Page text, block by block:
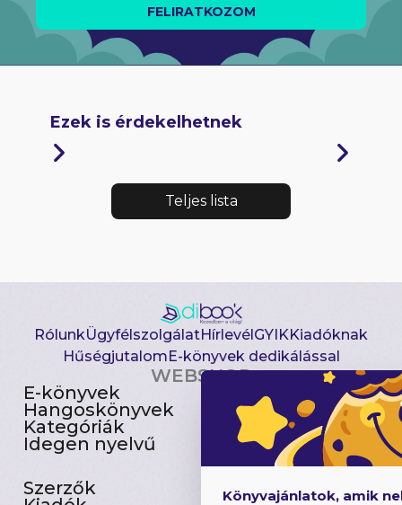
FELIRATKOZOM
Ezek is érdekelhetnek
Teljes lista
RólunkÜgyfélszolgálatHírlevélGYIKKiadóknak
HűségjutalomE-könyvek dedikálással
WEBSHOP
E-könyvek
Hangoskönyvek
Kategóriák
Idegen nyelvű
Csomagajánlatok
Akciósak
Előjegyezhetők
Újdonságok
Szerzők Gyerekkönyvek
Könyvajánlatok, amik